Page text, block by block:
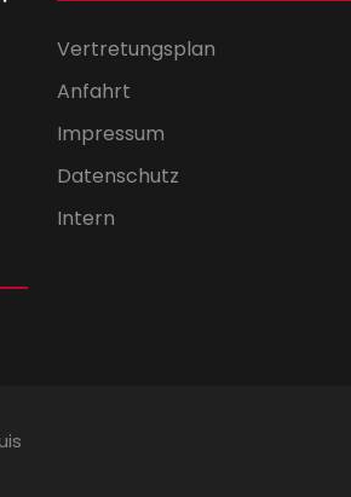
Vertretungsplan
Anfahrt
Impressum
Datenschutz
Intern